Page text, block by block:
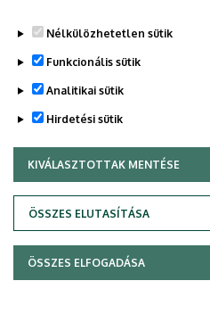
Legutóbbi frissítés:
Adatvédelem
Szerzői jog ©
Nélkülözhetetlen sütik
Funkcionális sütik
Analitikai sütik
Hirdetési sütik
KIVÁLASZTOTTAK MENTÉSE
ÖSSZES ELUTASÍTÁSA
WITHDRAW CONSENT
ÖSSZES ELFOGADÁSA